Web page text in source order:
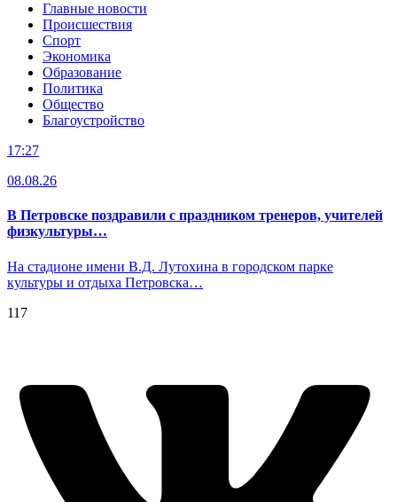
Главные новости
Происшествия
Спорт
Экономика
Образование
Политика
Общество
Благоустройство
17:27
08.08.26
В Петровске поздравили с праздником тренеров, учителей
физкультуры…
На стадионе имени В.Д. Лутохина в городском парке
культуры и отдыха Петровска…
117